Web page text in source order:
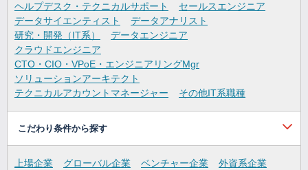
ヘルプデスク・テクニカルサポート
セールスエンジニア
データサイエンティスト
データアナリスト
研究・開発（IT系）
データエンジニア
クラウドエンジニア
CTO・CIO・VPoE・エンジニアリングMgr
ソリューションアーキテクト
テクニカルアカウントマネージャー
その他IT系職種
こだわり条件から探す
上場企業 グローバル企業 ベンチャー企業
外資系企業